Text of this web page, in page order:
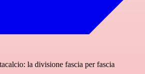
la divisione fascia per fascia